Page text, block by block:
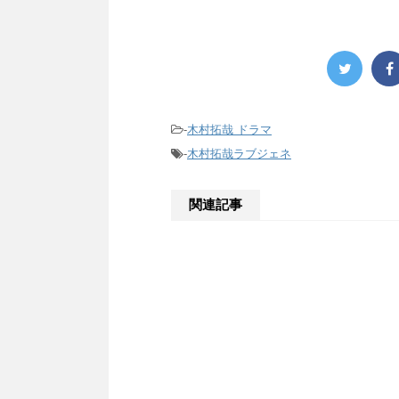
-木村拓哉 ドラマ
-木村拓哉ラブジェネ
関連記事